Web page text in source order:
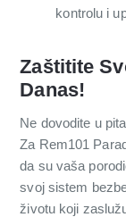
kontrolu i
Zaštitite
Danas!
Ne dovodite u
Za Rem101
da su vaša
svoj sistem
životu koji